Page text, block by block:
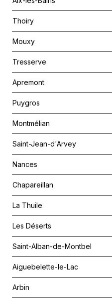
Thoiry
Mouxy
Tresserve
Apremont
Puygros
Montmélian
Saint-Jean-d'Arvey
Nances
Chapareillan
La Thuile
Les Déserts
Saint-Alban-de-Montbel
Aiguebelette-le-Lac
Arbin